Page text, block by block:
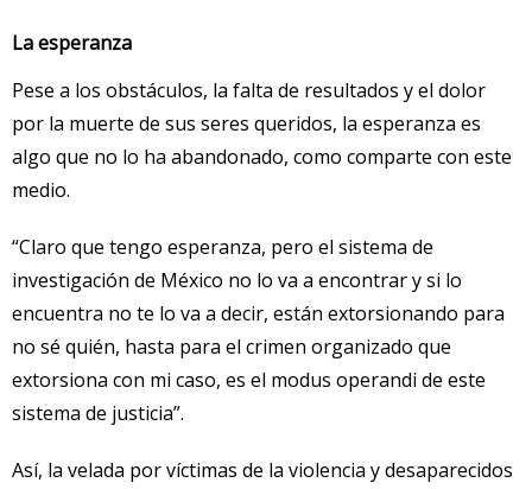
La esperanza
Pese a los obstáculos, la falta de resultados y el dolor
por la muerte de sus seres queridos, la esperanza es
algo que no lo ha abandonado, como comparte con este
medio.
“Claro que tengo esperanza, pero el sistema de
investigación de México no lo va a encontrar y si lo
encuentra no te lo va a decir, están extorsionando para
no sé quién, hasta para el crimen organizado que
extorsiona con mi caso, es el modus operandi de este
sistema de justicia”.
Así, la velada por víctimas de la violencia y desaparecidos